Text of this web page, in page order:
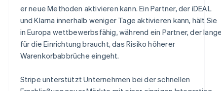
er neue Methoden aktivieren kann. Ein Partner, der iDEAL
und Klarna innerhalb weniger Tage aktivieren kann, hält Sie
in Europa wettbewerbsfähig, während ein Partner, der
für die Einrichtung braucht, das Risiko höherer
Warenkorbabbrüche eingeht.
Stripe unterstützt Unternehmen bei der schnellen